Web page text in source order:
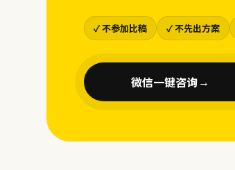
✓ 不参加比稿 ✓ 不先出方案
微信一键咨询→